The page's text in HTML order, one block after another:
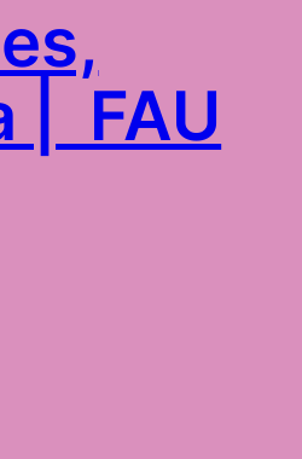
| FAU